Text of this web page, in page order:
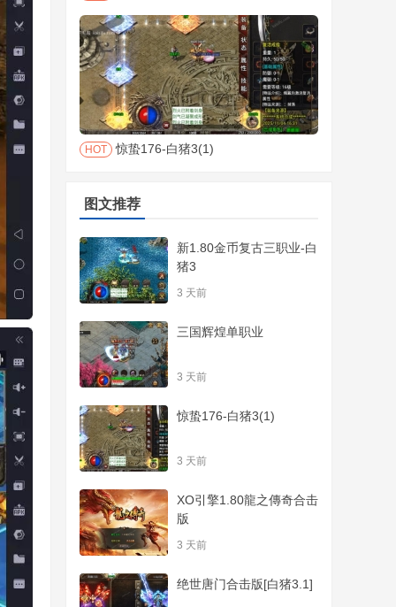
HOT 惊蛰176-白猪3(1)
图文推荐
新1.80金币复古三职业-白
猪3
3 天前
三国辉煌单职业
3 天前
惊蛰176-白猪3(1)
3 天前
XO引擎1.80龍之傳奇合击
版
3 天前
绝世唐门合击版[白猪3.1]